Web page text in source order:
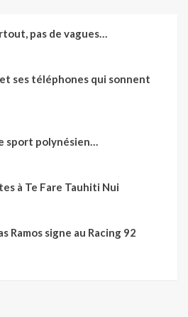
pas de vagues…
et ses téléphones qui sonnent
sport polynésien…
à Te Fare Tauhiti Nui
Ramos signe au Racing 92